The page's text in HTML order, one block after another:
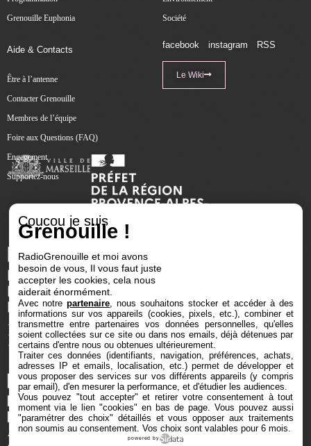
Grenouille Euphonia Société
Aide & Contacts
Être à l’antenne
Contacter Grenouille
Membres de l’équipe
Foire aux Questions (FAQ)
Engagement
Supportez-nous
facebook instagram RSS
Le Wiki
Coucou je suis
Grenouille !
RadioGrenouille et moi avons
besoin de vous, Il vous faut juste
accepter les cookies, cela nous
aiderait énormément.
Avec notrepartenaire , nous souhaitons stocker et accéder à des
informations sur vos appareils (cookies, pixels, etc.), combiner et
transmettre entre partenaires vos données personnelles, qu'elles
soient collectées sur ce site ou dans nos emails, déjà détenues par
certains d'entre nous ou obtenues ultérieurement.
Traiter ces données (identifiants, navigation, préférences, achats,
adresses IP et emails, localisation, etc.) permet de développer et
vous proposer des services sur vos différents appareils (y compris
par email), d'en mesurer la performance, et d'étudier les audiences.
Vous pouvez "tout accepter" et retirer votre consentement à tout
moment via le lien "cookies" en bas de page. Vous pouvez aussi
"paramétrer des choix" détaillés et vous opposer aux traitements
non soumis au consentement. Vos choix sont valables pour 6 mois.
powered by